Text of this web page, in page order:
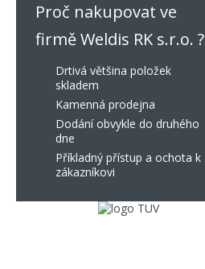
Proč nakupovat ve
firmě Weldis RK s.r.o. ?
Drtivá většina položek
skladem
Kamenná prodejna
Dodání obvykle do druhého
dne
Příkladný přístup a ochota k
zákazníkovi